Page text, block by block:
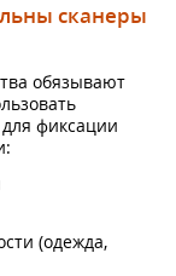
сканеры
обязывают
фиксации
(одежда,